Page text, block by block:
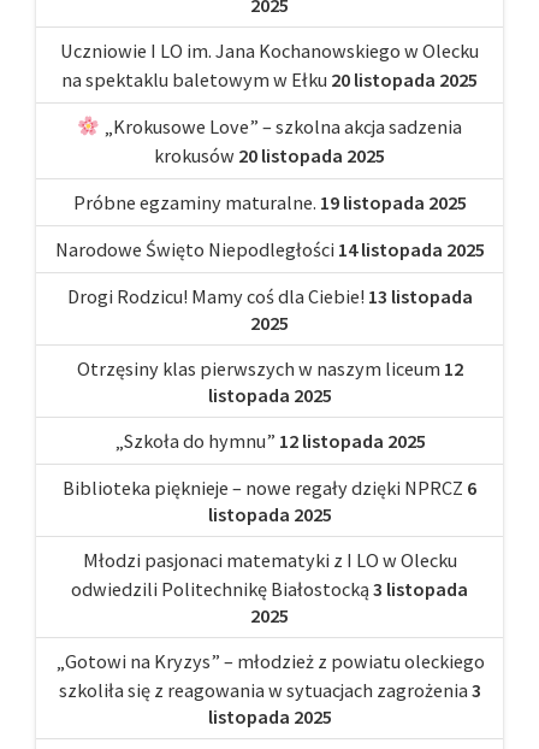
2025
Uczniowie I LO im. Jana Kochanowskiego w Olecku
na spektaklu baletowym w Ełku 20 listopada 2025
„Krokusowe Love” – szkolna akcja sadzenia
krokusów 20 listopada 2025
Próbne egzaminy maturalne. 19 listopada 2025
Narodowe Święto Niepodległości 14 listopada 2025
Drogi Rodzicu! Mamy coś dla Ciebie! 13 listopada
2025
Otrzęsiny klas pierwszych w naszym liceum 12
listopada 2025
„Szkoła do hymnu” 12 listopada 2025
Biblioteka pięknieje – nowe regały dzięki NPRCZ 6
listopada 2025
Młodzi pasjonaci matematyki z I LO w Olecku
odwiedzili Politechnikę Białostocką 3 listopada
2025
„Gotowi na Kryzys” – młodzież z powiatu oleckiego
szkoliła się z reagowania w sytuacjach zagrożenia 3
listopada 2025